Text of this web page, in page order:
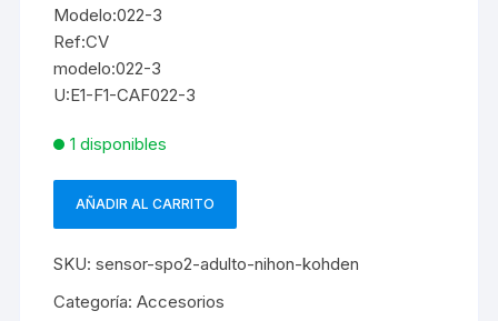
Modelo:022-3
Ref:CV
modelo:022-3
U:E1-F1-CAF022-3
1 disponibles
Sensor
Adulto
-
AÑADIR AL CARRITO
SKU:sensor-spo2-adulto-nihon-kohden
Categoría:Accesorios